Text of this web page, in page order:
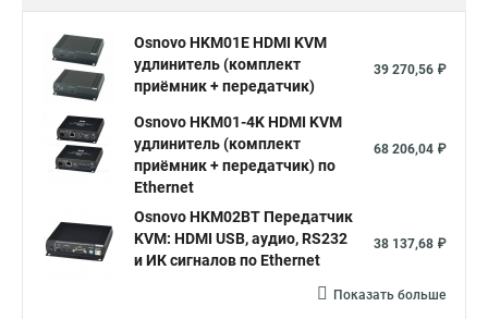
Osnovo HKM01E HDMI KVM
удлинитель (комплект
приёмник + передатчик)
39 270,56 ₽
Osnovo HKM01-4K HDMI KVM
удлинитель (комплект
приёмник + передатчик) по
Ethernet
68 206,04 ₽
Osnovo HKM02BT Передатчик
KVM: HDMI USB, аудио, RS232
и ИК сигналов по Ethernet
38 137,68 ₽
Показать больше